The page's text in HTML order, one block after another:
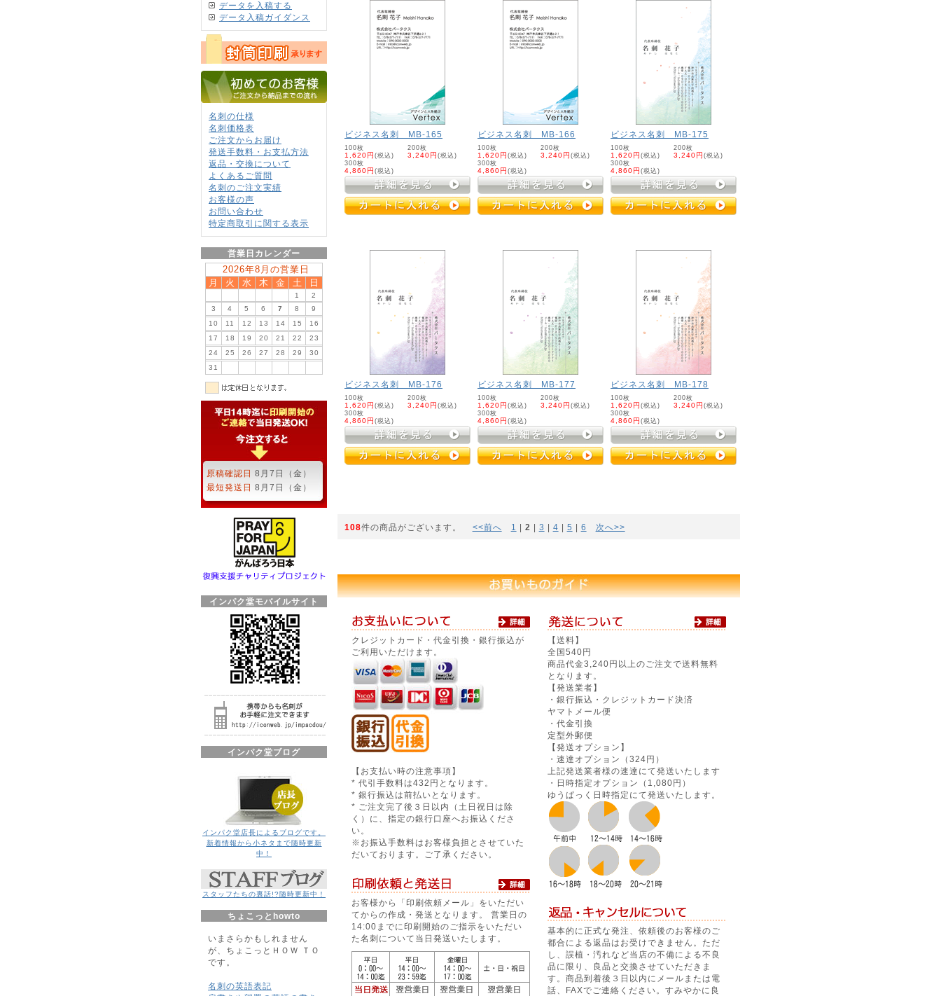
データを入稿する
データ入稿ガイダンス
名刺の仕様
名刺価格表
ご注文からお届け
発送手数料・お支払方法
返品・交換について
よくあるご質問
名刺のご注文実績
お客様の声
お問い合わせ
特定商取引に関する表示
営業日カレンダー
2026年8月の営業日
月
火 水 木 金 土 日
1
2
3
4 5 6 7 8
9
10
11 12 13 14 15
16
17
18 19 20 21 22
23
24
25 26 27 28 29
30
31
原稿確認日 8月7日（金）
最短発送日 8月7日（金）
インパク堂モバイルサイト
インパク堂ブログ
インパク堂店長によるブログです。
新着情報から小ネタまで随時更新
中！
スタッフたちの裏話!?随時更新中！
ちょこっとhowto
いまさらかもしれません
が、ちょこっとＨＯＷ ＴＯ
です。
名刺の英語表記
ビジネス名刺 MB-165
200枚
3,240円(税込)
100枚
1,620円(税込)
300枚
4,860円(税込)
ビジネス名刺 MB-166
200枚
3,240円(税込)
100枚
1,620円(税込)
300枚
4,860円(税込)
ビジネス名刺 MB-175
200枚
3,240円(税込)
100枚
1,620円(税込)
300枚
4,860円(税込)
ビジネス名刺 MB-176
200枚
3,240円(税込)
100枚
1,620円(税込)
300枚
4,860円(税込)
ビジネス名刺 MB-177
200枚
3,240円(税込)
100枚
1,620円(税込)
300枚
4,860円(税込)
ビジネス名刺 MB-178
200枚
3,240円(税込)
100枚
1,620円(税込)
300枚
4,860円(税込)
108件の商品がございます。 <<前へ 1 2 3 4 5 6 次へ>>
クレジットカード・代金引換・銀行振込が
ご利用いただけます。
【お支払い時の注意事項】
* 代引手数料は432円となります。
* 銀行振込は前払いとなります。
* ご注文完了後３日以内（土日祝日は除
く）に、指定の銀行口座へお振込くださ
い。
※お振込手数料はお客様負担とさせていた
だいております。ご了承ください。
お客様から「印刷依頼メール」をいただい
てからの作成・発送となります。 営業日の
14:00までに印刷開始のご指示をいただい
た名刺について当日発送いたします。
【送料】
全国540円
商品代金3,240円以上のご注文で送料無料
となります。
【発送業者】
・銀行振込・クレジットカード決済
ヤマトメール便
・代金引換
定型外郵便
【発送オプション】
・速達オプション（324円）
上記発送業者様の速達にて発送いたします
・日時指定オプション（1,080円）
ゆうぱっく日時指定にて発送いたします。
基本的に正式な発注、依頼後のお客様のご
都合による返品はお受けできません。ただ
し、誤植・汚れなど当店の不備による不良
品に限り、良品と交換させていただきま
す。商品到着後３日以内にメールまたは電
話、FAXでご連絡ください。すみやかに良